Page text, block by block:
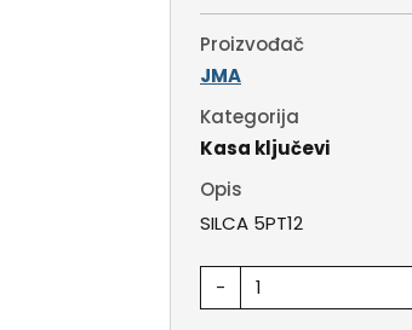
Proizvođač
JMA
Kategorija
Kasa ključevi
Opis
SILCA 5PT12
-